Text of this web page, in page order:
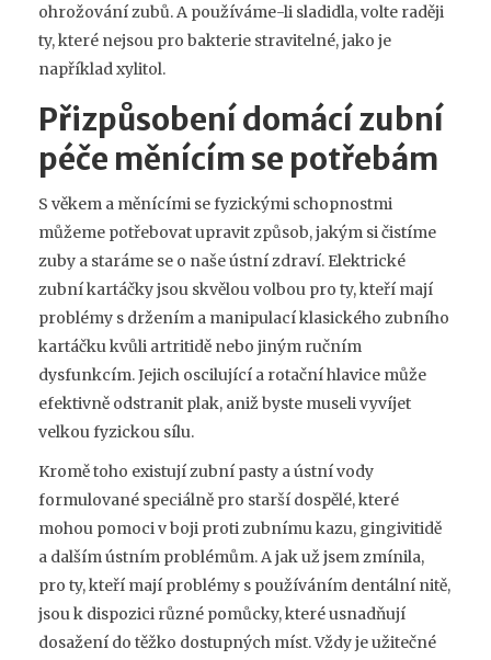
ohrožování zubů. A používáme-li sladidla, volte raději
ty, které nejsou pro bakterie stravitelné, jako je
například xylitol.
Přizpůsobení domácí zubní
péče měnícím se potřebám
S věkem a měnícími se fyzickými schopnostmi
můžeme potřebovat upravit způsob, jakým si čistíme
zuby a staráme se o naše ústní zdraví. Elektrické
zubní kartáčky jsou skvělou volbou pro ty, kteří mají
problémy s držením a manipulací klasického zubního
kartáčku kvůli artritidě nebo jiným ručním
dysfunkcím. Jejich oscilující a rotační hlavice může
efektivně odstranit plak, aniž byste museli vyvíjet
velkou fyzickou sílu.
Kromě toho existují zubní pasty a ústní vody
formulované speciálně pro starší dospělé, které
mohou pomoci v boji proti zubnímu kazu, gingivitidě
a dalším ústním problémům. A jak už jsem zmínila,
pro ty, kteří mají problémy s používáním dentální nitě,
jsou k dispozici různé pomůcky, které usnadňují
dosažení do těžko dostupných míst. Vždy je užitečné